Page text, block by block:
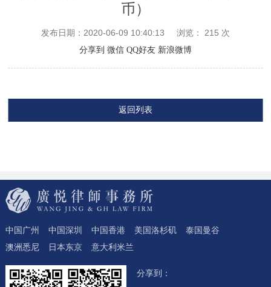
币）
发布日期：2020-06-09 10:40:13 浏览： 215 次
分享到 微信 QQ好友 新浪微博
返回列表
中国广州 中国深圳 中国香港 美国洛杉矶
泰国曼谷
澳洲悉尼
日本东京 意大利米兰
分享到：